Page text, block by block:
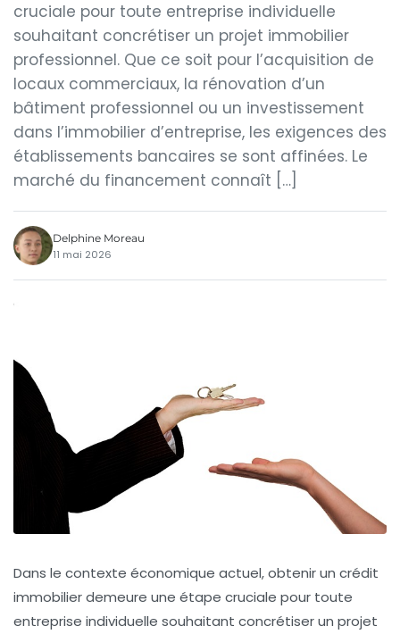
cruciale pour toute entreprise individuelle
souhaitant concrétiser un projet immobilier
professionnel. Que ce soit pour l’acquisition de
locaux commerciaux, la rénovation d’un
bâtiment professionnel ou un investissement
dans l’immobilier d’entreprise, les exigences des
établissements bancaires se sont affinées. Le
marché du financement connaît […]
Delphine Moreau
11 mai 2026
Dans le contexte économique actuel, obtenir un crédit
immobilierdemeure une étape cruciale pour toute
entreprise individuelle souhaitant concrétiser un projet